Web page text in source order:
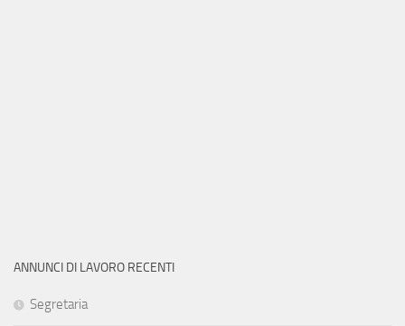
ANNUNCI DI LAVORO RECENTI
Segretaria